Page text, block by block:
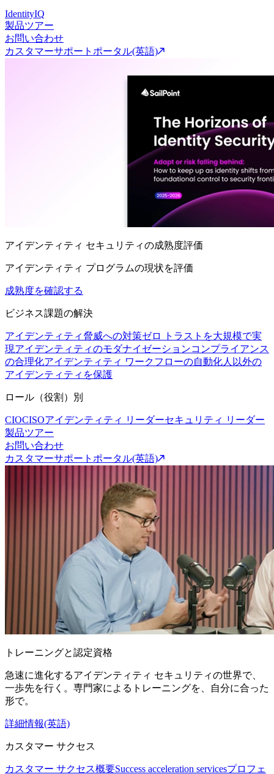
IdentityIQ
製品ツアー
お問い合わせ
カスタマーサポートポータル(英語)
アイデンティティ セキュリティの成熟度評価
アイデンティティ プログラムの現状を評価
成熟度を確認する
ビジネス課題の解決
アイデンティティ脅威への対策ゼロ トラストを大規模で実
現アイデンティティのモダナイゼーションコンプライアンス
の合理化アイデンティティ ワークフローの自動化人以外の
アイデンティティを保護
ロール（役割）別
CIOCISOアイデンティティ リーダーセキュリティ リーダー
製品ツアー
お問い合わせ
カスタマーサポートポータル(英語)
トレーニングと認定資格
急速に進化するアイデンティティ セキュリティの世界で、
一歩先を行く。専門家によるトレーニングを、自分に合った
形で。
詳細情報(英語)
カスタマー サクセス
カスタマー サクセス概要Success acceleration servicesプロフェ